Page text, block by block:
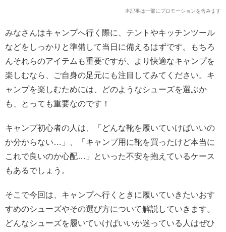
本記事は一部にプロモーションを含みます
みなさんはキャンプへ行く際に、テントやキッチンツール
などをしっかりと準備して当日に備えるはずです。もちろ
んそれらのアイテムも重要ですが、より快適なキャンプを
楽しむなら、ご自身の足元にも注目してみてください。キ
ャンプを楽しむためには、どのようなシューズを選ぶか
も、とっても重要なのです！
キャンプ初心者の人は、「どんな靴を履いていけばいいの
か分からない…」、「キャンプ用に靴を買ったけど本当に
これで良いのか心配…」といった不安を抱えているケース
もあるでしょう。
そこで今回は、キャンプへ行くときに履いていきたいおす
すめのシューズやその選び方について解説していきます。
どんなシューズを履いていけばいいか迷っている人はぜひ